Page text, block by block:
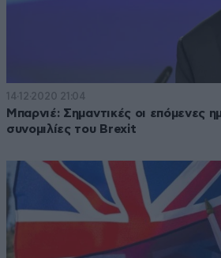
14·12·2020 21:04
Μπαρνιέ: Σημαντικές οι επόμενες
συνομιλίες του Brexit